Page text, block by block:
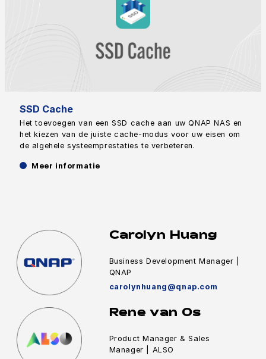
SSD Cache
Het toevoegen van een SSD cache aan uw QNAP NAS en
het kiezen van de juiste cache-modus voor uw eisen om
de algehele systeemprestaties te verbeteren.
Meer informatie
Carolyn Huang
Business Development Manager |
QNAP
carolynhuang@qnap.com
Rene van Os
Product Manager & Sales
Manager | ALSO